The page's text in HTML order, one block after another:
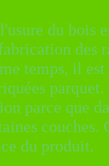
du
des
temps, il
parce que
du produit.